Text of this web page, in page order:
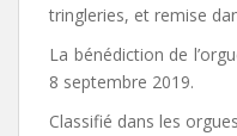
tringleries, et remise
La bénédiction de
8 septembre 2019.
Classifié dans les